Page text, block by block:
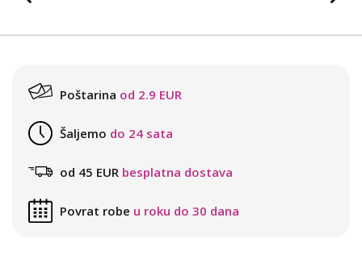
Poštarina od 2.9 EUR
Šaljemo do 24 sata
od 45 EUR besplatna dostava
Povrat robe u roku do 30 dana